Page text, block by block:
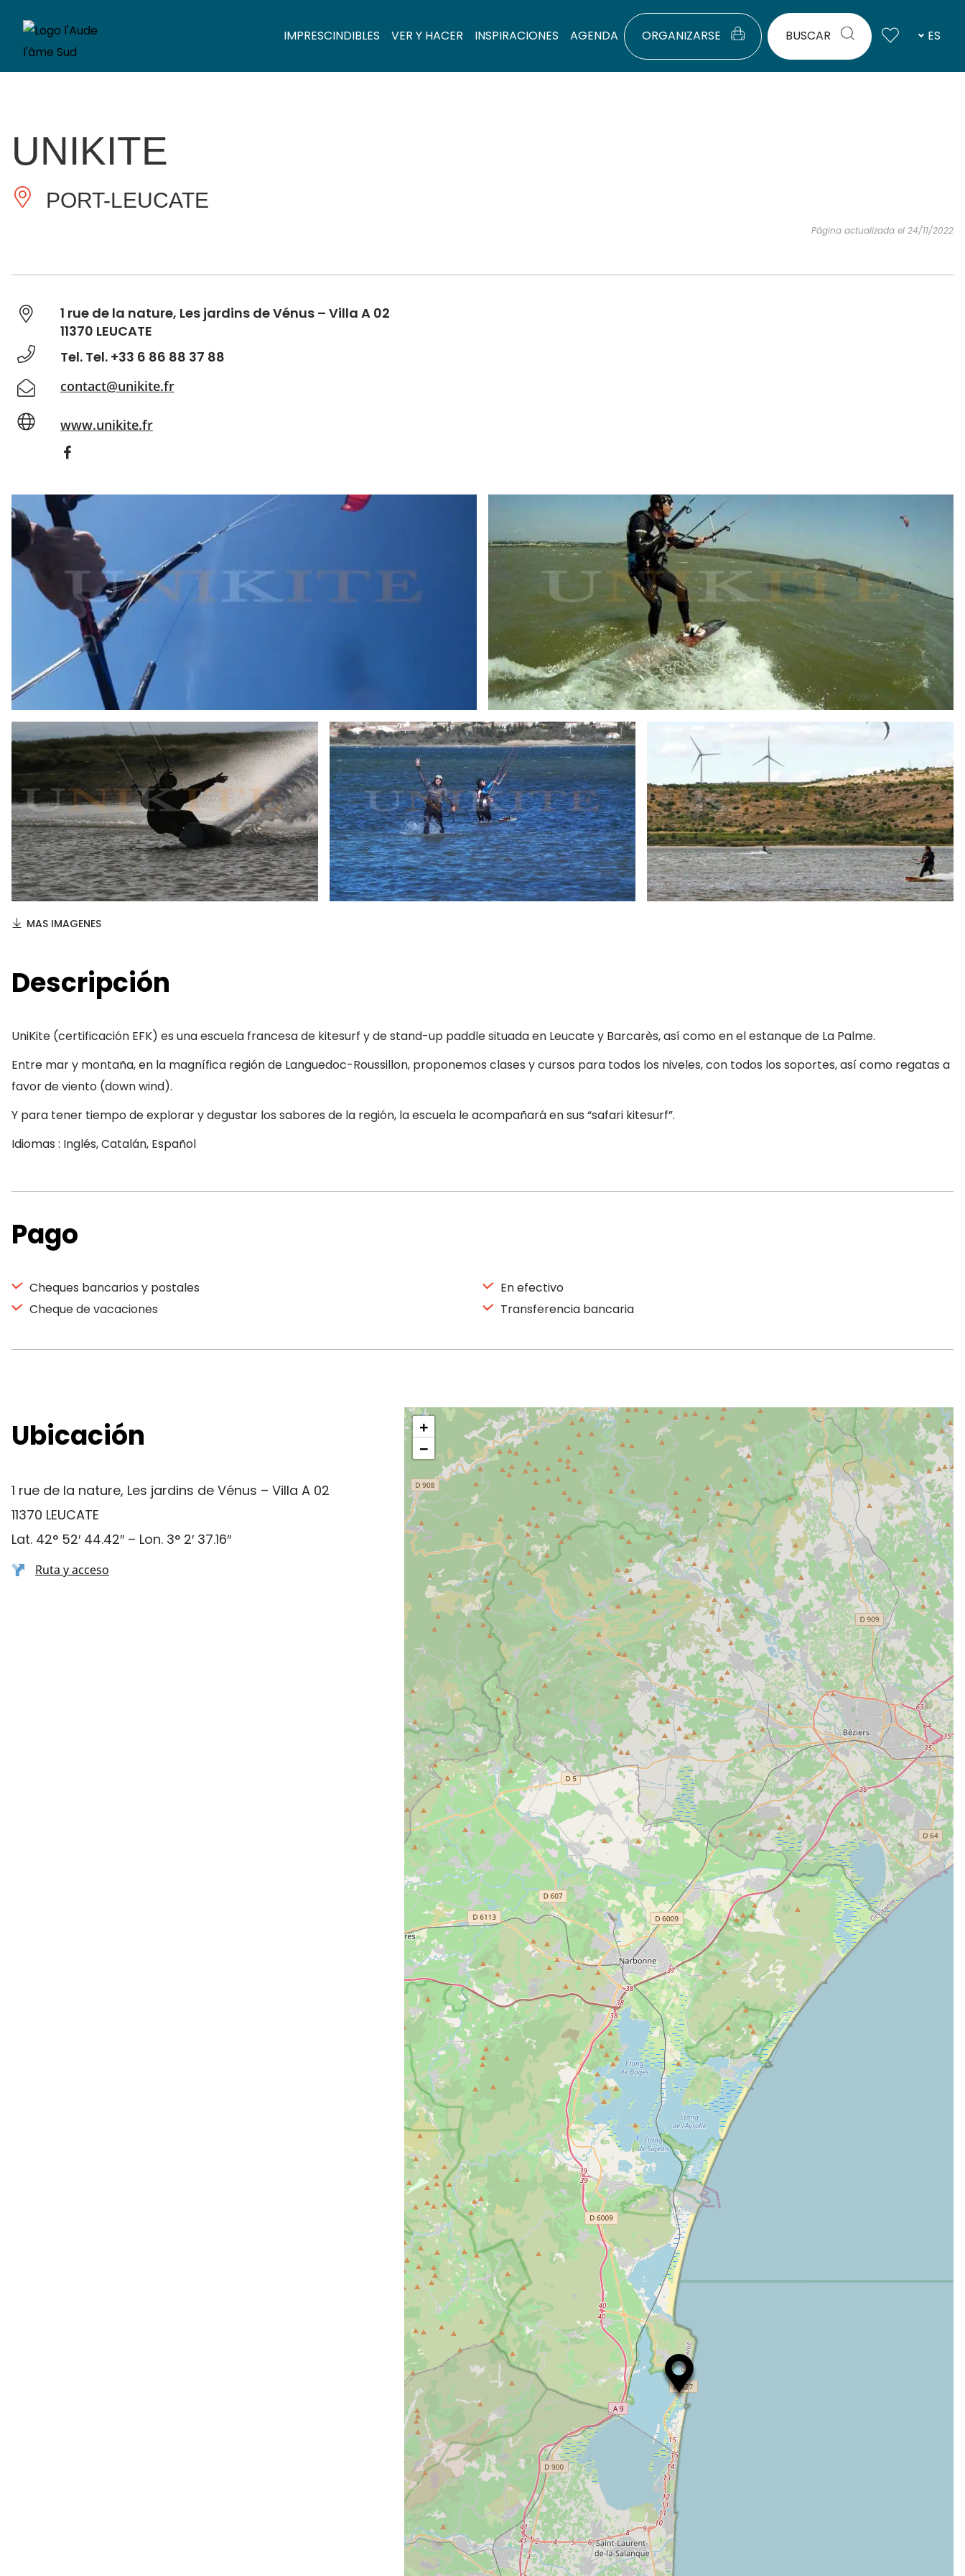
IMPRESCINDIBLES VER Y HACER INSPIRACIONES AGENDA ORGANIZARSE BUSCAR ES
UNIKITE
PORT-LEUCATE
Página actualizada el 24/11/2022
1 rue de la nature, Les jardins de Vénus – Villa A 02
11370 LEUCATE
Tel. Tel. +33 6 86 88 37 88
contact@unikite.fr
www.unikite.fr
MAS IMAGENES
Descripción
UniKite (certificación EFK) es una escuela francesa de kitesurf y de stand-up paddle situada en Leucate y Barcarès, así como en el estanque de La Palme.
Entre mar y montaña, en la magnífica región de Languedoc-Roussillon, proponemos clases y cursos para todos los niveles, con todos los soportes, así como regatas a
favor de viento (down wind).
Y para tener tiempo de explorar y degustar los sabores de la región, la escuela le acompañará en sus “safari kitesurf”.
Idiomas : Inglés, Catalán, Español
Pago
Cheques bancarios y postales
Cheque de vacaciones
En efectivo
Transferencia bancaria
Ubicación
1 rue de la nature, Les jardins de Vénus – Villa A 02
11370 LEUCATE
Lat. 42° 52′ 44.42″ – Lon. 3° 2′ 37.16″
Ruta y acceso
+
−